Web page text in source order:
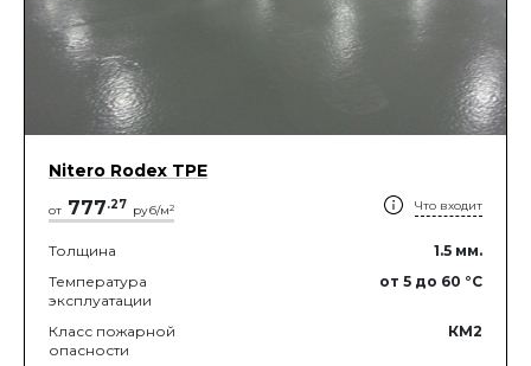
Nitero Rodex TPE
от 777.27 руб/м2 Что входит
Толщина 1.5 мм.
Температура
эксплуатации
от 5 до 60 °C
Класс пожарной
опасности
КМ2